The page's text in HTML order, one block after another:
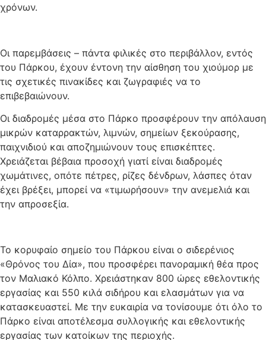
χρόνων.
Οι παρεμβάσεις – πάντα φιλικές στο περιβάλλον, εντός
του Πάρκου, έχουν έντονη την αίσθηση του χιούμορ με
τις σχετικές πινακίδες και ζωγραφιές να το
επιβεβαιώνουν.
Οι διαδρομές μέσα στο Πάρκο προσφέρουν την απόλαυση
μικρών καταρρακτών, λιμνών, σημείων ξεκούρασης,
παιχνιδιού και αποζημιώνουν τους επισκέπτες.
Χρειάζεται βέβαια προσοχή γιατί είναι διαδρομές
χωμάτινες, οπότε πέτρες, ρίζες δένδρων, λάσπες όταν
έχει βρέξει, μπορεί να «τιμωρήσουν» την ανεμελιά και
την απροσεξία.
Το κορυφαίο σημείο του Πάρκου είναι ο σιδερένιος
«Θρόνος του Δία», που προσφέρει πανοραμική θέα προς
τον Μαλιακό Κόλπο. Χρειάστηκαν 800 ώρες εθελοντικής
εργασίας και 550 κιλά σιδήρου και ελασμάτων για να
κατασκευαστεί. Με την ευκαιρία να τονίσουμε ότι όλο το
Πάρκο είναι αποτέλεσμα συλλογικής και εθελοντικής
εργασίας των κατοίκων της περιοχής.